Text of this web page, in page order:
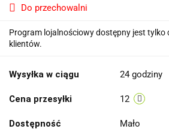
Do przechowalni
Program lojalnościowy dostępny jest tylko
klientów.
Wysyłka w ciągu 24 godziny
Cena przesyłki 12
Dostępność Mało